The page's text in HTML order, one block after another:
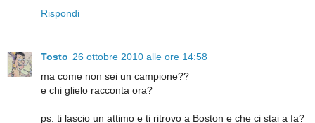
Rispondi
Tosto 26 ottobre 2010 alle ore 14:58
ma come non sei un campione??
e chi glielo racconta ora?
ps. ti lascio un attimo e ti ritrovo a Boston e che ci stai a fa?